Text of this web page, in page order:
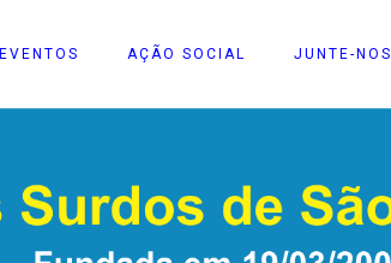
EVENTOS AÇÃO SOCIAL JUNTE-NOS